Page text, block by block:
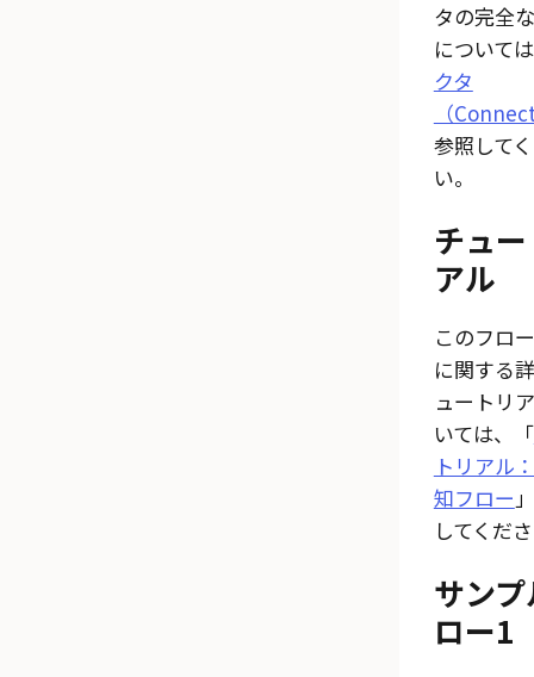
タの完全
について
クタ
（
参照して
い。
チュ
アル
このフロ
に関する
ュートリ
いては、「
トリアル
知フロー
してくだ
サン
ロー1